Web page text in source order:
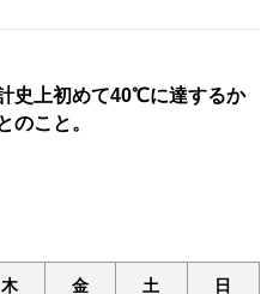
史上初めて40℃に達するか
のこと。
木 金 土 日